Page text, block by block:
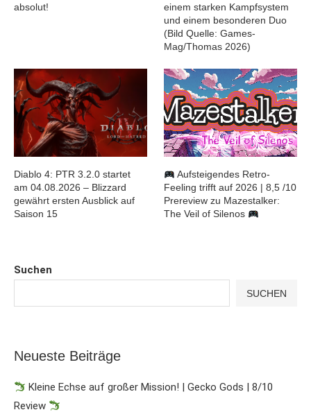
Suchen
SUCHEN
Neueste Beiträge
Kleine Echse auf großer Mission! | Gecko Gods | 8/10
Review
absolut!
einem starken Kampfsystem
und einem besonderen Duo
(Bild Quelle: Games-
Mag/Thomas 2026)
Diablo 4: PTR 3.2.0 startet
am 04.08.2026 – Blizzard
gewährt ersten Ausblick auf
Saison 15
Aufsteigendes Retro-
Feeling trifft auf 2026 | 8,5 /10
Prereview zu Mazestalker:
The Veil of Silenos